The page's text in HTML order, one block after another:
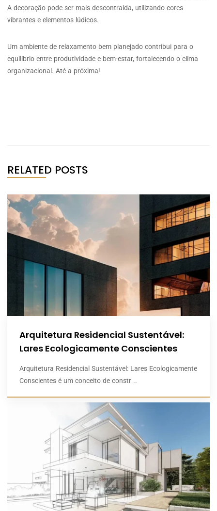
A decoração pode ser mais descontraída, utilizando cores
vibrantes e elementos lúdicos.
Um ambiente de relaxamento bem planejado contribui para o
equilíbrio entre produtividade e bem-estar, fortalecendo o clima
organizacional. Até a próxima!
RELATED POSTS
Arquitetura Residencial Sustentável:
Lares Ecologicamente Conscientes
Arquitetura Residencial Sustentável: Lares Ecologicamente
Conscientes é um conceito de constr ..